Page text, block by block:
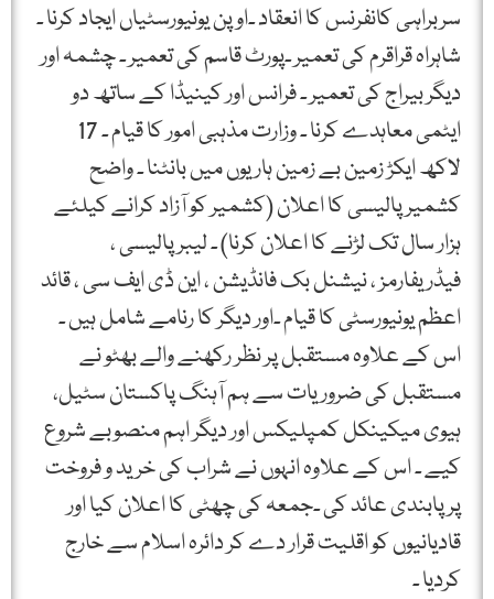
سربراہی کانفرنس کا انعقاد ۔اوپن یونیورسٹیاں ایجاد کرنا ۔
شاہراہ قراقرم کی تعمیر ۔پورٹ قاسم کی تعمیر ۔ چشمہ اور
دیگر بیراج کی تعمیر ۔ فرانس اور کینیڈا کے ساتھ دو
ایٹمی معاہدے کرنا ۔ وزارت مذہبی امور کا قیام ۔ 17
لاکھ ایکڑ زمین بے زمین ہاریوں میں بانٹنا ۔ واضح
کشمیر پالیسی کا اعلان (کشمیر کو آزاد کرانے کیلئے
ہزار سال تک لڑنے کا اعلان کرنا) ۔ لیبر پالیسی ،
فیڈریفارمز ، نیشنل بک فانڈیشن ، این ڈی ایف سی ، قائد
اعظم یونیورسٹی کا قیام ۔اور دیگر کا رنامے شامل ہیں ۔
اس کے علاوہ مستقبل پر نظر رکھنے والے بھٹو نے
مستقبل کی ضروریات سے ہم آہنگ پاکستان سٹیل،
ہیوی میکینکل کمپلیکس اور دیگر اہم منصوبے شروع
کیے ۔ اس کے علاوہ انہوں نے شراب کی خرید و فروخت
پر پابندی عائد کی ۔جمعہ کی چھٹی کا اعلان کیا اور
قادیانیوں کو اقلیت قرار دے کر دائرہ اسلام سے خارج
کردیا ۔